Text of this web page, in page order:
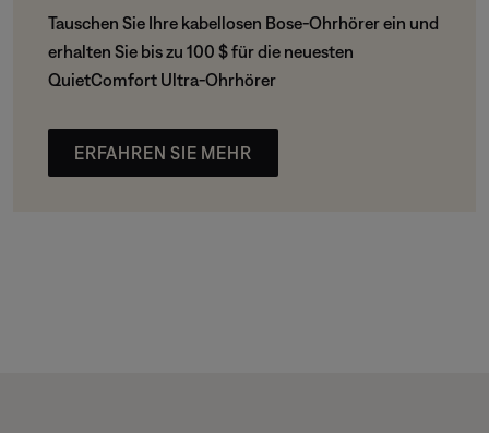
Tauschen Sie Ihre kabellosen Bose-Ohrhörer ein und
erhalten Sie bis zu 100 $ für die neuesten
QuietComfort Ultra-Ohrhörer
ERFAHREN SIE MEHR